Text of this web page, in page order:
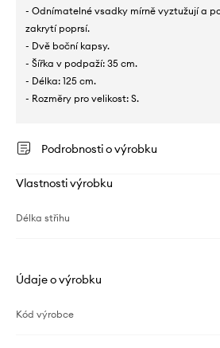
- Odnímatelné vsadky mírně vyztužují a
zakrytí poprsí.
- Dvě boční kapsy.
- Šířka v podpaží: 35 cm.
- Délka: 125 cm.
- Rozměry pro velikost: S.
Podrobnosti o výrobku
Vlastnosti výrobku
Délka střihu
Údaje o výrobku
Kód výrobce